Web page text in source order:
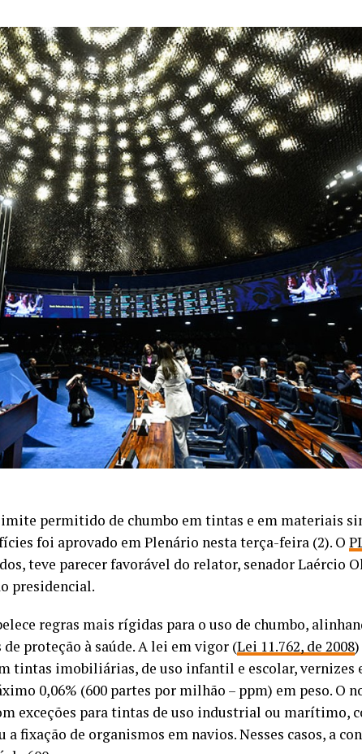
permitido de chumbo em tintas e em materiais
foi aprovado em Plenário nesta terça-feira (2). O
teve parecer favorável do relator, senador Laércio
presidencial.
regras mais rígidas para o uso de chumbo,
proteção à saúde. A lei em vigor (Lei 11.762, de 2008
tintas imobiliárias, de uso infantil e escolar, vernizes
0,06% (600 partes por milhão – ppm) em peso. O
exceções para tintas de uso industrial ou marítimo,
fixação de organismos em navios. Nesses casos, a